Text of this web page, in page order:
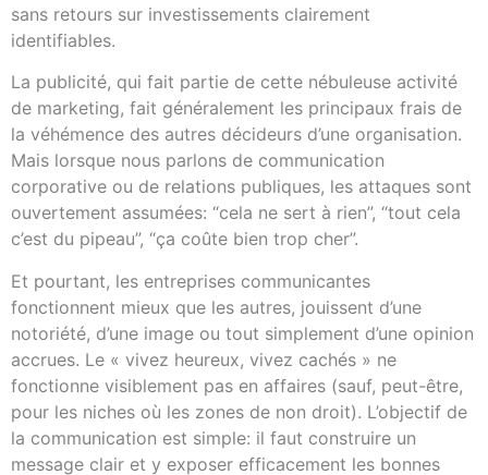
sans retours sur investissements clairement
identifiables.
La publicité, qui fait partie de cette nébuleuse activité
de marketing, fait généralement les principaux frais de
la véhémence des autres décideurs d’une organisation.
Mais lorsque nous parlons de communication
corporative ou de relations publiques, les attaques sont
ouvertement assumées: “cela ne sert à rien”, “tout cela
c’est du pipeau”, “ça coûte bien trop cher”.
Et pourtant, les entreprises communicantes
fonctionnent mieux que les autres, jouissent d’une
notoriété, d’une image ou tout simplement d’une opinion
accrues. Le « vivez heureux, vivez cachés » ne
fonctionne visiblement pas en affaires (sauf, peut-être,
pour les niches où les zones de non droit). L’objectif de
la communication est simple: il faut construire un
message clair et y exposer efficacement les bonnes